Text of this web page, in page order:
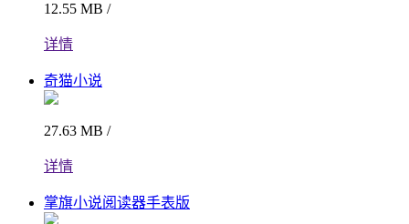
12.55 MB /
详情
奇猫小说
27.63 MB /
详情
掌旗小说阅读器手表版